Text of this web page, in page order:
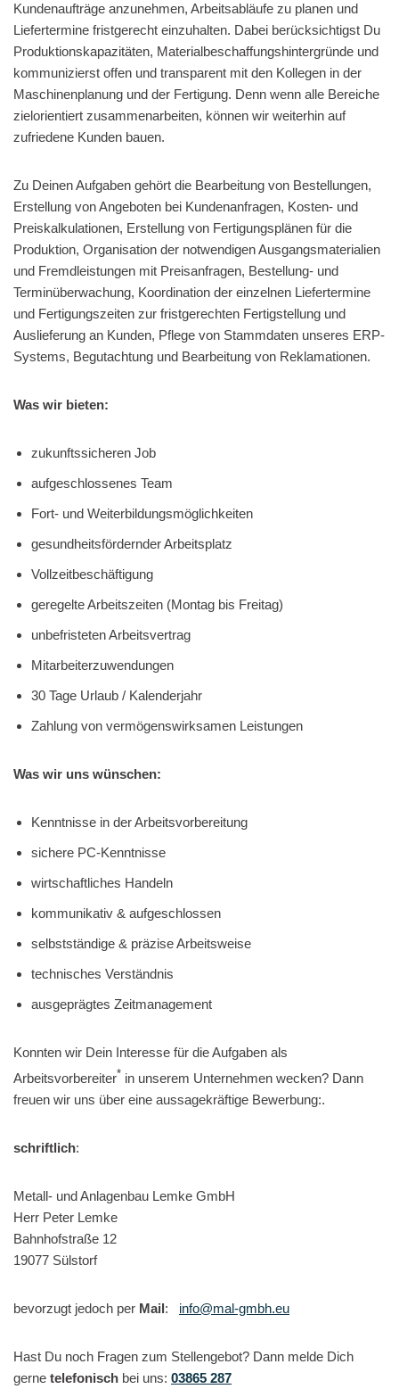
Kundenaufträge anzunehmen, Arbeitsabläufe zu planen und
Liefertermine fristgerecht einzuhalten. Dabei berücksichtigst Du
Produktionskapazitäten, Materialbeschaffungshintergründe und
kommunizierst offen und transparent mit den Kollegen in der
Maschinenplanung und der Fertigung. Denn wenn alle Bereiche
zielorientiert zusammenarbeiten, können wir weiterhin auf
zufriedene Kunden bauen.
Zu Deinen Aufgaben gehört die Bearbeitung von Bestellungen,
Erstellung von Angeboten bei Kundenanfragen, Kosten- und
Preiskalkulationen, Erstellung von Fertigungsplänen für die
Produktion, Organisation der notwendigen Ausgangsmaterialien
und Fremdleistungen mit Preisanfragen, Bestellung- und
Terminüberwachung, Koordination der einzelnen Liefertermine
und Fertigungszeiten zur fristgerechten Fertigstellung und
Auslieferung an Kunden, Pflege von Stammdaten unseres ERP-
Systems, Begutachtung und Bearbeitung von Reklamationen.
Was wir bieten:
zukunftssicheren Job
aufgeschlossenes Team
Fort- und Weiterbildungsmöglichkeiten
gesundheitsfördernder Arbeitsplatz
Vollzeitbeschäftigung
geregelte Arbeitszeiten (Montag bis Freitag)
unbefristeten Arbeitsvertrag
Mitarbeiterzuwendungen
30 Tage Urlaub / Kalenderjahr
Zahlung von vermögenswirksamen Leistungen
Was wir uns wünschen:
Kenntnisse in der Arbeitsvorbereitung
sichere PC-Kenntnisse
wirtschaftliches Handeln
kommunikativ & aufgeschlossen
selbstständige & präzise Arbeitsweise
technisches Verständnis
ausgeprägtes Zeitmanagement
Konnten wir Dein Interesse für die Aufgaben als
Arbeitsvorbereiter* in unserem Unternehmen wecken? Dann
freuen wir uns über eine aussagekräftige Bewerbung:.
schriftlich:
Metall- und Anlagenbau Lemke GmbH
Herr Peter Lemke
Bahnhofstraße 12
19077 Sülstorf
bevorzugt jedoch per Mail: info@mal-gmbh.eu
Hast Du noch Fragen zum Stellengebot? Dann melde Dich
gerne telefonisch bei uns: 03865 287